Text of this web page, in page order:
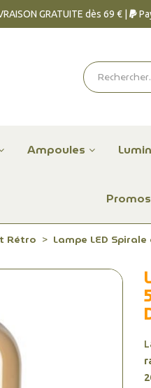
GRATUITE dès 69 € |
Ampoules
Promos
Rétro
Lampe LED